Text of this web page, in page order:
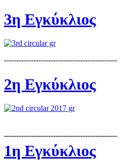
3η Εγκύκλιος
----------------------------------------------
2η Εγκύκλιος
----------------------------------------------
1η Εγκύκλιος